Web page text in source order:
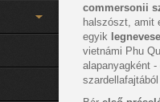
commersonii
halszószt, amit
egyik
vietnámi Phu
alapanyagként